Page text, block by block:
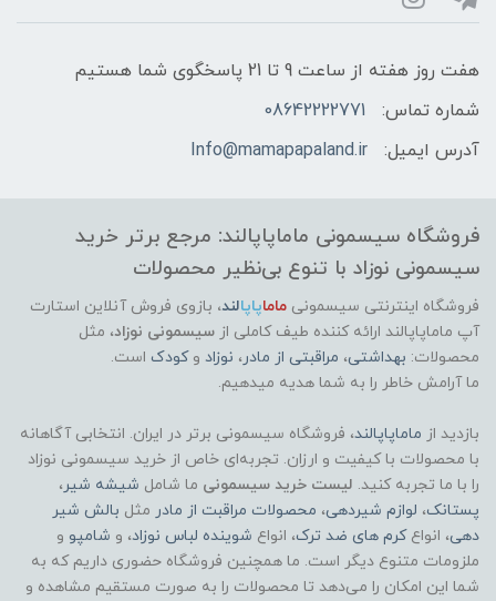
هفت روز هفته از ساعت 9 تا 21 پاسخگوی شما هستیم
شماره تماس:
08642222771
آدرس ایمیل:
Info@mamapapaland.ir
فروشگاه سیسمونی ماماپاپالند: مرجع برتر خرید
سیسمونی نوزاد با تنوع بی‌نظیر محصولات
فروشگاه اینترنتی سیسمونی ماماپاپالند، بازوی فروش آنلاین استارت
آپ ماماپاپالند ارائه کننده طیف کاملی از سیسمونی نوزاد، مثل
محصولات: بهداشتی، مراقبتی از مادر، نوزاد وکودک است.
ما آرامش خاطر را به شما هدیه میدهیم.
بازدید از ماماپاپالند، فروشگاه سیسمونی برتر در ایران. انتخابی آگاهانه
با محصولات با کیفیت و ارزان. تجربه‌ای خاص از خرید سیسمونی نوزاد
را با ما تجربه کنید. لیست خرید سیسمونی ما شامل شیشه شیر،
پستانک، لوازم شیردهی، محصولات مراقبت از مادر مثل بالش شیر
دهی، انواعکرم های ضد ترک، انواع شوینده لباس نوزاد، و شامپو و
ملزومات متنوع دیگر است. ما همچنین فروشگاه حضوری داریم که به
شما این امکان را می‌دهد تا محصولات را به صورت مستقیم مشاهده و